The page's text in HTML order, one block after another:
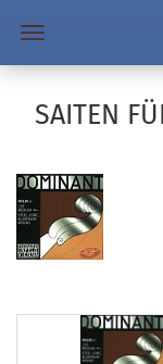
SAITEN